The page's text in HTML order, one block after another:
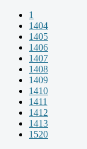
1
1404
1405
1406
1407
1408
1409
1410
1411
1412
1413
1520